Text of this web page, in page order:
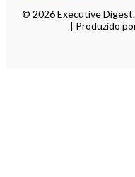
© 2026 Executive
| Produzido